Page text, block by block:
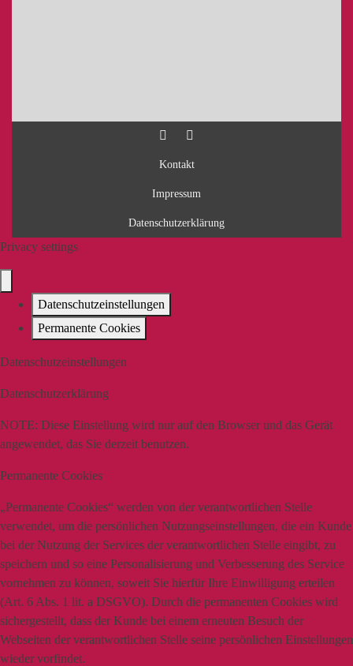
Kontakt
Impressum
Datenschutzerklärung
Privacy settings
Datenschutzeinstellungen
Permanente Cookies
Datenschutzeinstellungen
Datenschutzerklärung
NOTE: Diese Einstellung wird nur auf den Browser und das Gerät
angewendet, das Sie derzeit benutzen.
Permanente Cookies
„Permanente Cookies“ werden von der verantwortlichen Stelle
verwendet, um die persönlichen Nutzungseinstellungen, die ein Kunde
bei der Nutzung der Services der verantwortlichen Stelle eingibt, zu
speichern und so eine Personalisierung und Verbesserung des Service
vornehmen zu können, soweit Sie hierfür Ihre Einwilligung erteilen
(Art. 6 Abs. 1 lit. a DSGVO). Durch die permanenten Cookies wird
sichergestellt, dass der Kunde bei einem erneuten Besuch der
Webseiten der verantwortlichen Stelle seine persönlichen Einstellungen
wieder vorfindet.